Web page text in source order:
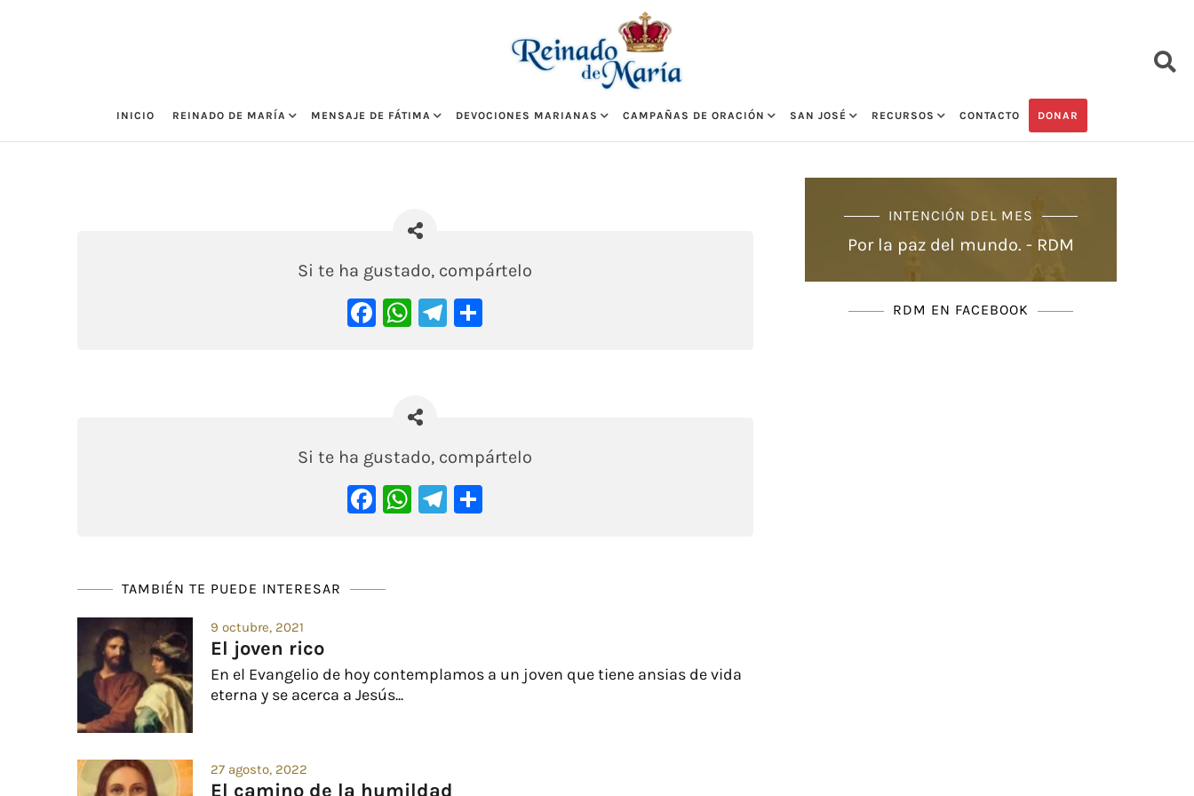
INICIO REINADO DE MARÍA MENSAJE DE FÁTIMA DEVOCIONES MARIANAS CAMPAÑAS DE ORACIÓN SAN JOSÉ RECURSOS CONTACTO DONAR
Si te ha gustado, compártelo
Facebook
WhatsApp
Telegram
Si te ha gustado, compártelo
Facebook
WhatsApp
Telegram
TAMBIÉN TE PUEDE INTERESAR
9 octubre, 2021
El joven rico
En el Evangelio de hoy contemplamos a un joven que tiene ansias de vida
eterna y se acerca a Jesús...
27 agosto, 2022
El camino de la humildad
INTENCIÓN DEL MES
Por la paz del mundo. - RDM
RDM EN FACEBOOK